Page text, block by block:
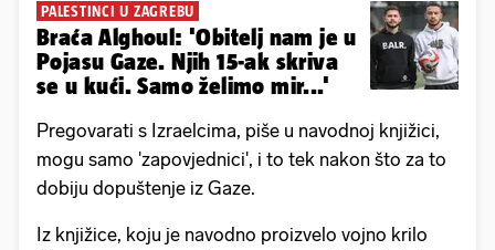
PALESTINCI U ZAGREBU
Braća Alghoul: 'Obitelj nam je u
Pojasu Gaze. Njih 15-ak skriva
se u kući. Samo želimo mir...'
Pregovarati s Izraelcima, piše u navodnoj knjižici,
mogu samo 'zapovjednici', i to tek nakon što za to
dobiju dopuštenje iz Gaze.
Iz knjižice, koju je navodno proizvelo vojno krilo